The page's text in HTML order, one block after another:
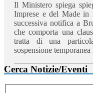
Il Ministero spiega
Imprese e del Made in
successiva notifica a
che comporta una
tratta di una
sospensione
Cerca Notizie/Eventi